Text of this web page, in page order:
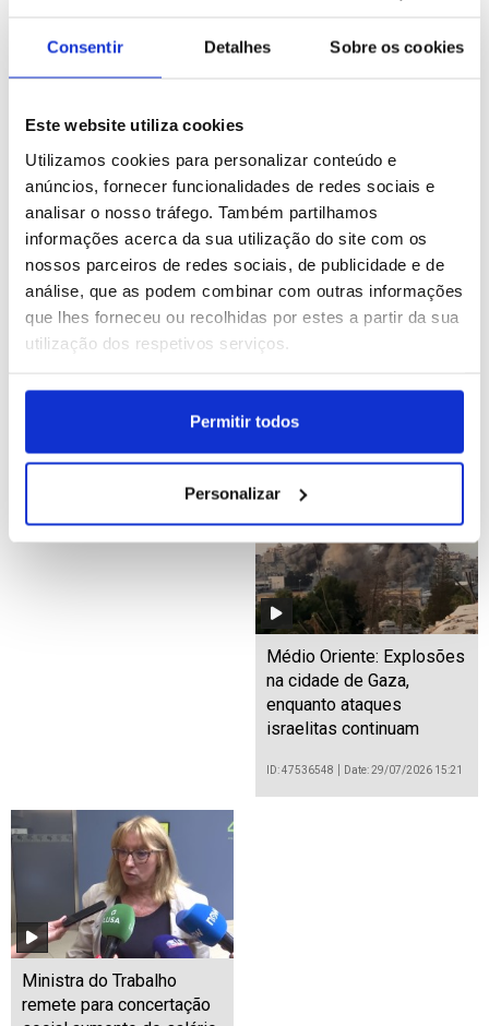
Consentir Detalhes Sobre os cookies
Este website utiliza cookies
Utilizamos cookies para personalizar conteúdo e
anúncios, fornecer funcionalidades de redes sociais e
analisar o nosso tráfego. Também partilhamos
informações acerca da sua utilização do site com os
nossos parceiros de redes sociais, de publicidade e de
análise, que as podem combinar com outras informações
que lhes forneceu ou recolhidas por estes a partir da sua
utilização dos respetivos serviços.
Permitir todos
Personalizar
Rússia acusa fundador do
Telegram de
cumplicidade com o
terrorismo
ID: 47537149 Date: 29/07/2026 16:55
Irão: Teerão rejeita
reabertura de estreito de
Ormuz com rota de Omã
ID: 47537041
Incêndios: Bombeiros
franceses continuam
focados em três pontos
de incêndio
ID: 47536729 Date: 29/07/2026 15:57